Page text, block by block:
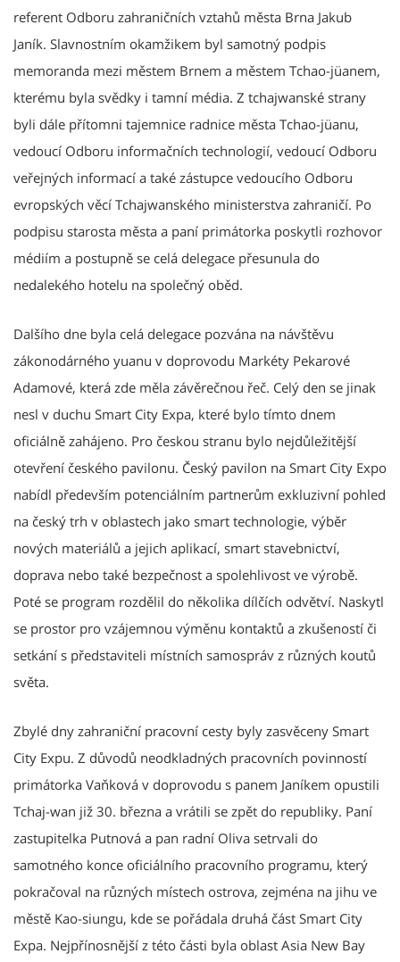
referent Odboru zahraničních vztahů města Brna Jakub
Janík. Slavnostním okamžikem byl samotný podpis
memoranda mezi městem Brnem a městem Tchao-jüanem,
kterému byla svědky i tamní média. Z tchajwanské strany
byli dále přítomni tajemnice radnice města Tchao-jüanu,
vedoucí Odboru informačních technologií, vedoucí Odboru
veřejných informací a také zástupce vedoucího Odboru
evropských věcí Tchajwanského ministerstva zahraničí. Po
podpisu starosta města a paní primátorka poskytli rozhovor
médiím a postupně se celá delegace přesunula do
nedalekého hotelu na společný oběd.
Dalšího dne byla celá delegace pozvána na návštěvu
zákonodárného yuanu v doprovodu Markéty Pekarové
Adamové, která zde měla závěrečnou řeč. Celý den se jinak
nesl v duchu Smart City Expa, které bylo tímto dnem
oficiálně zahájeno. Pro českou stranu bylo nejdůležitější
otevření českého pavilonu. Český pavilon na Smart City Expo
nabídl především potenciálním partnerům exkluzivní pohled
na český trh v oblastech jako smart technologie, výběr
nových materiálů a jejich aplikací, smart stavebnictví,
doprava nebo také bezpečnost a spolehlivost ve výrobě.
Poté se program rozdělil do několika dílčích odvětví. Naskytl
se prostor pro vzájemnou výměnu kontaktů a zkušeností či
setkání s představiteli místních samospráv z různých koutů
světa.
Zbylé dny zahraniční pracovní cesty byly zasvěceny Smart
City Expu. Z důvodů neodkladných pracovních povinností
primátorka Vaňková v doprovodu s panem Janíkem opustili
Tchaj-wan již 30. března a vrátili se zpět do republiky. Paní
zastupitelka Putnová a pan radní Oliva setrvali do
samotného konce oficiálního pracovního programu, který
pokračoval na různých místech ostrova, zejména na jihu ve
městě Kao-siungu, kde se pořádala druhá část Smart City
Expa. Nejpřínosnější z této části byla oblast Asia New Bay